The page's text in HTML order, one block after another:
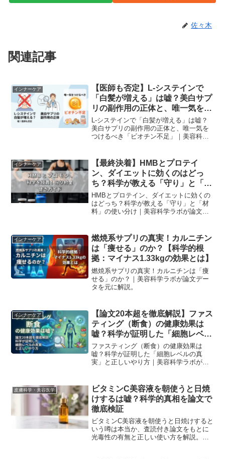
佐々木
関連記事
インナーケア
【医師も否定】L-システインで
「白髪が増える」は嘘？美白サプ
リの副作用の正体と、唯一気をつ
けるべき「ビオチン不足」
L-システインで「白髪が増える」は嘘？
美白サプリの副作用の正体と、唯一気を
つけるべき「ビオチン不足」｜美容科学
インナーケア
【最終決着】HMBとプロテイ
ン、ダイエットに効くのはどっ
ち？科学が教える「守り」と「材
料」の使い分け
HMBとプロテイン、ダイエットに効くの
はどっち？科学が教える「守り」と「材
料」の使い分け｜美容科学ラボが論文デ
インナーケア
燃焼系サプリの真実！カルニチン
は「痩せる」のか？【科学的根
拠：マイナス1.33kgの効果とは】
燃焼系サプリの真実！カルニチンは「痩
せる」のか？｜美容科学ラボが論文デー
タを元に解説。
インナーケア
【論文20本超を徹底解説】ファス
ティング（断食）の健康効果は
嘘？科学が証明した「細胞レベル
の真実」と正しいやり方
ファスティング（断食）の健康効果は
嘘？科学が証明した「細胞レベルの真
実」と正しいやり方｜美容科学ラボが論
皮膚科学・美容医学
ビタミンC美容液を朝使うと日焼
けするは嘘？科学的真相を論文で
徹底検証
ビタミンC美容液を朝使うと日焼けすると
いう噂は本当か、査読付き論文をもとに
光毒性の有無と正しい使い方を解説。朝